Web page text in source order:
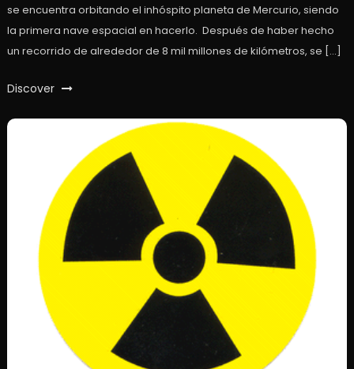
se encuentra orbitando el inhóspito planeta de Mercurio, siendo
la primera nave espacial en hacerlo. Después de haber hecho
un recorrido de alrededor de 8 mil millones de kilómetros, se […]
Discover